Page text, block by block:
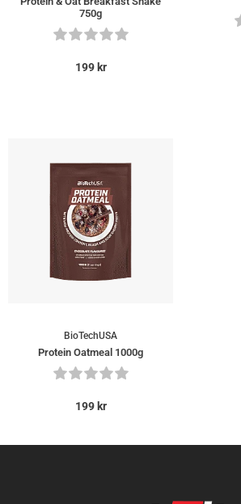
750g
199kr
BioTechUSA
Protein Oatmeal 1000g
199kr